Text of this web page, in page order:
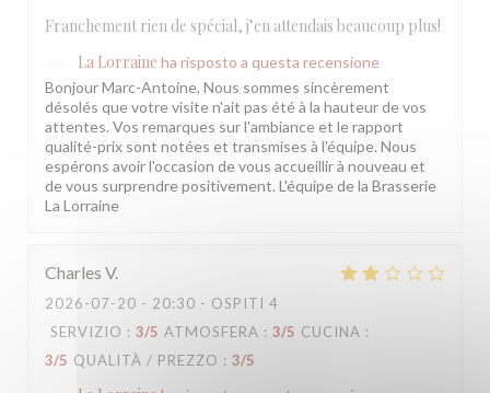
Franchement rien de spécial, j’en attendais beaucoup plus!
La Lorraine ha risposto a questa recensione
Bonjour Marc-Antoine, Nous sommes sincèrement
désolés que votre visite n'ait pas été à la hauteur de vos
attentes. Vos remarques sur l'ambiance et le rapport
qualité-prix sont notées et transmises à l'équipe. Nous
espérons avoir l'occasion de vous accueillir à nouveau et
de vous surprendre positivement. L'équipe de la Brasserie
La Lorraine
Charles V
2026-07-20 - 20:30 - OSPITI 4
SERVIZIO : 3/5 ATMOSFERA : 3/5 CUCINA :
3/5 QUALITÀ / PREZZO : 3/5